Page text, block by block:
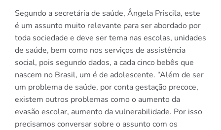
Segundo a secretária de saúde, Ângela Priscila, este
é um assunto muito relevante para ser abordado por
toda sociedade e deve ser tema nas escolas, unidades
de saúde, bem como nos serviços de assistência
social, pois segundo dados, a cada cinco bebês que
nascem no Brasil, um é de adolescente. “Além de ser
um problema de saúde, por conta gestação precoce,
existem outros problemas como o aumento da
evasão escolar, aumento da vulnerabilidade. Por isso
precisamos conversar sobre o assunto com os